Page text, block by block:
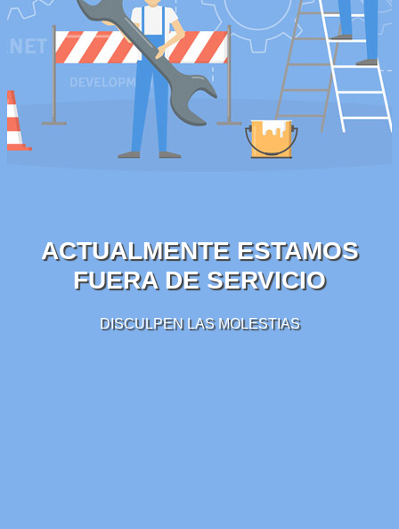
ACTUALMENTE ESTAMOS
FUERA DE SERVICIO
DISCULPEN LAS MOLESTIAS